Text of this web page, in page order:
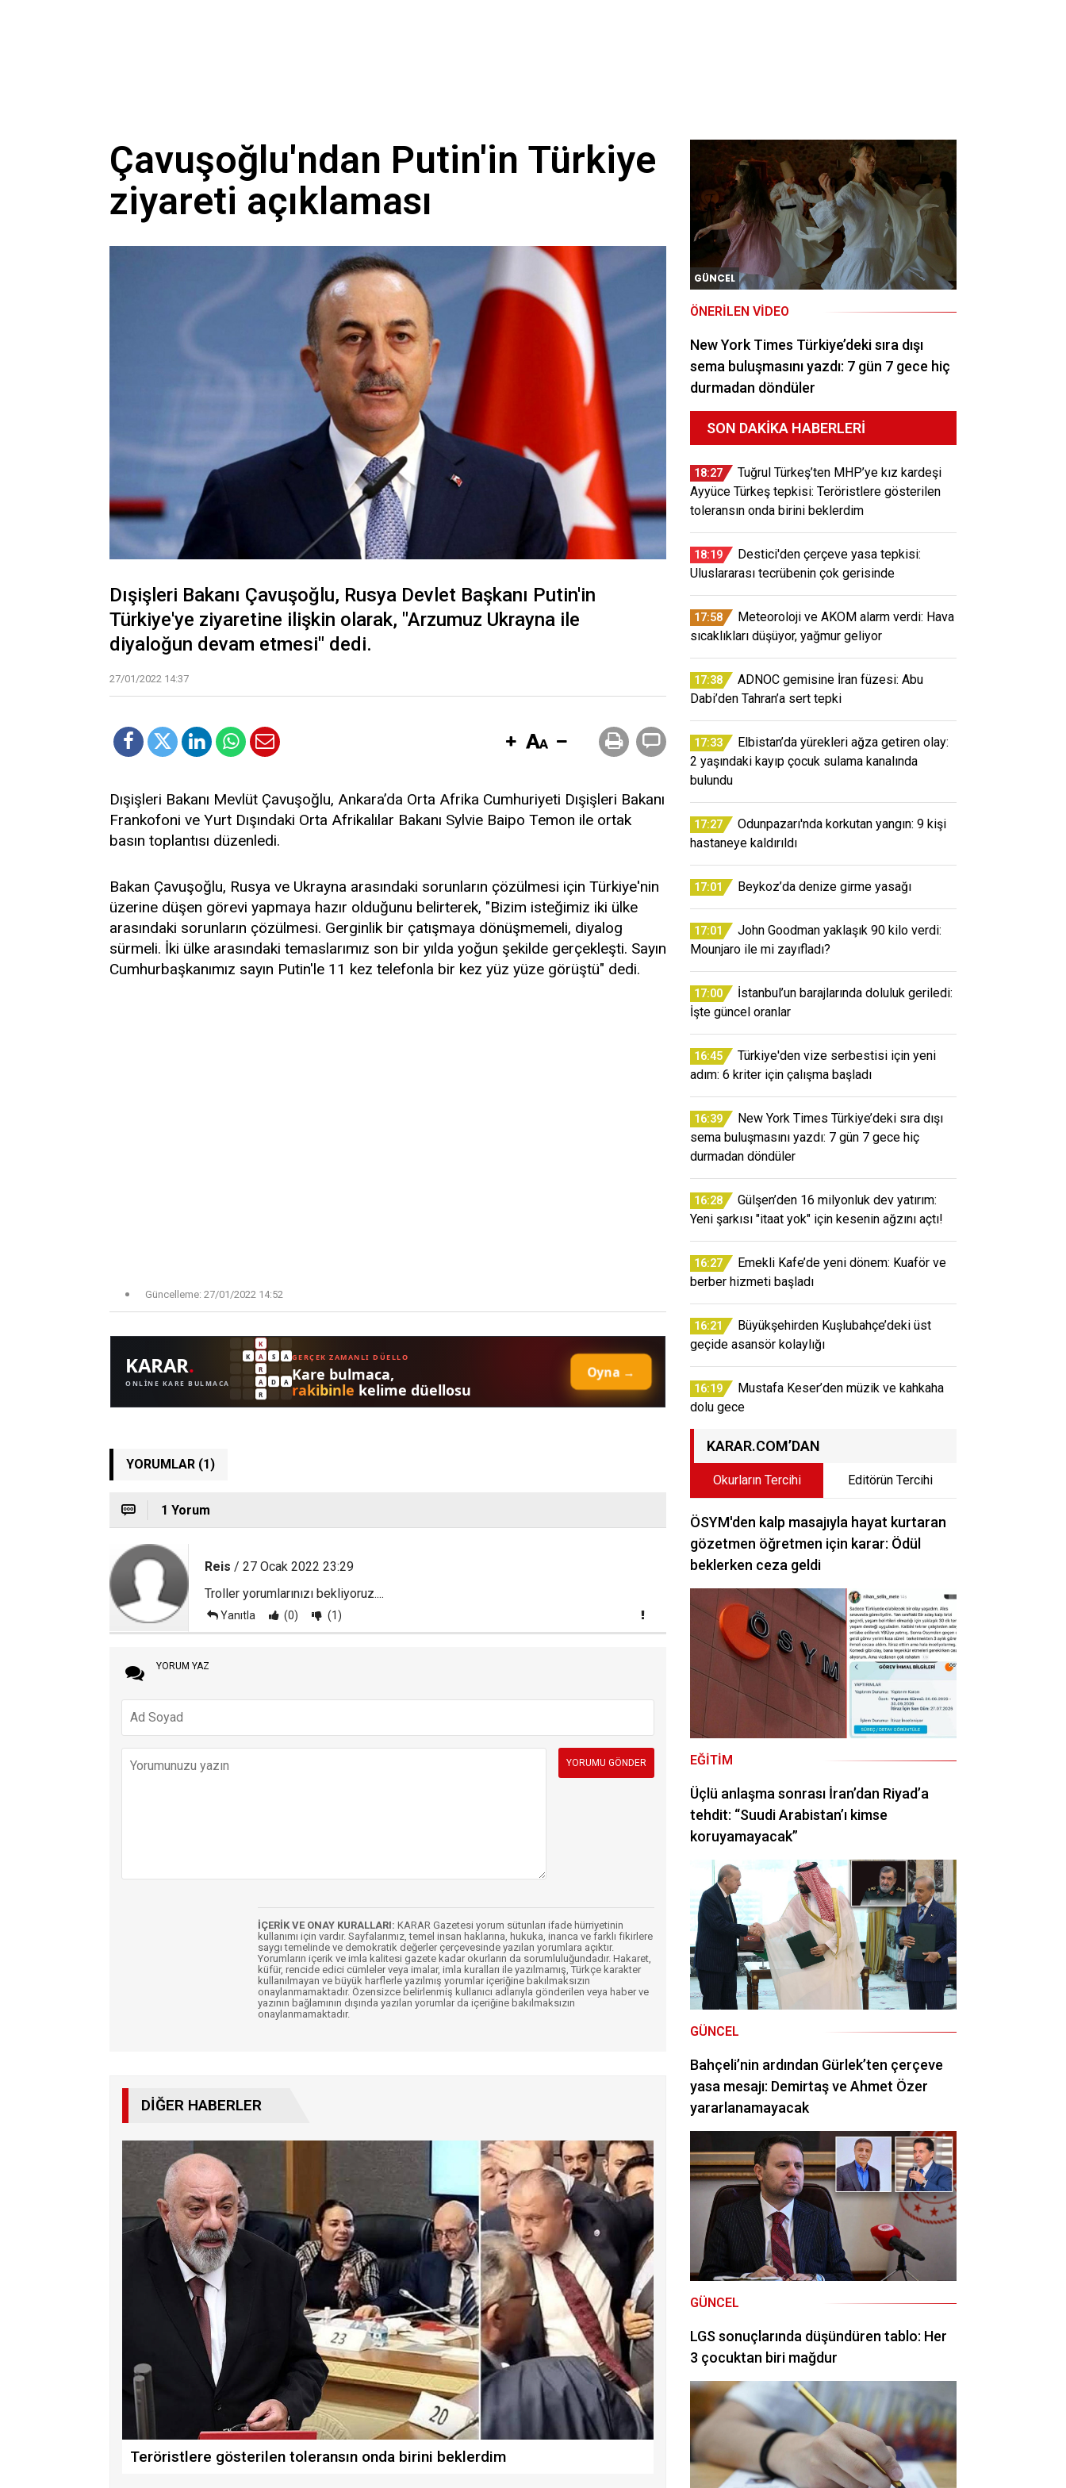
Çavuşoğlu'ndan Putin'in Türkiye
ziyareti açıklaması
Dışişleri Bakanı Çavuşoğlu, Rusya Devlet Başkanı Putin'in
Türkiye'ye ziyaretine ilişkin olarak, "Arzumuz Ukrayna ile
diyaloğun devam etmesi" dedi.
27/01/2022 14:37
Dışişleri Bakanı Mevlüt Çavuşoğlu, Ankara’da Orta Afrika Cumhuriyeti Dışişleri Bakanı
Frankofoni ve Yurt Dışındaki Orta Afrikalılar Bakanı Sylvie Baipo Temon ile ortak
basın toplantısı düzenledi.
Bakan Çavuşoğlu, Rusya ve Ukrayna arasındaki sorunların çözülmesi için Türkiye'nin
üzerine düşen görevi yapmaya hazır olduğunu belirterek, "Bizim isteğimiz iki ülke
arasındaki sorunların çözülmesi. Gerginlik bir çatışmaya dönüşmemeli, diyalog
sürmeli. İki ülke arasındaki temaslarımız son bir yılda yoğun şekilde gerçekleşti. Sayın
Cumhurbaşkanımız sayın Putin'le 11 kez telefonla bir kez yüz yüze görüştü" dedi.
Güncelleme: 27/01/2022 14:52
YORUMLAR (1)
1 Yorum
Reis / 27 Ocak 2022 23:29
Troller yorumlarınızı bekliyoruz....
Yanıtla (0) (1)
YORUM YAZ
İÇERİK VE ONAY KURALLARI: KARAR Gazetesi yorum sütunları ifade hürriyetinin
kullanımı için vardır. Sayfalarımız, temel insan haklarına, hukuka, inanca ve farklı fikirlere
saygı temelinde ve demokratik değerler çerçevesinde yazılan yorumlara açıktır.
Yorumların içerik ve imla kalitesi gazete kadar okurların da sorumluluğundadır. Hakaret,
küfür, rencide edici cümleler veya imalar, imla kuralları ile yazılmamış, Türkçe karakter
kullanılmayan ve büyük harflerle yazılmış yorumlar içeriğine bakılmaksızın
onaylanmamaktadır. Özensizce belirlenmiş kullanıcı adlarıyla gönderilen veya haber ve
yazının bağlamının dışında yazılan yorumlar da içeriğine bakılmaksızın
onaylanmamaktadır.
DIĞER HABERLER
Teröristlere gösterilen toleransın onda birini beklerdim
GÜNCEL
ÖNERILEN VIDEO
New York Times Türkiye’deki sıra dışı
sema buluşmasını yazdı: 7 gün 7 gece hiç
durmadan döndüler
SON DAKIKA HABERLERI
18:27
Tuğrul Türkeş’ten MHP’ye kız kardeşi
Ayyüce Türkeş tepkisi: Teröristlere gösterilen
toleransın onda birini beklerdim
18:19
Destici'den çerçeve yasa tepkisi:
Uluslararası tecrübenin çok gerisinde
17:58
Meteoroloji ve AKOM alarm verdi: Hava
sıcaklıkları düşüyor, yağmur geliyor
17:38
ADNOC gemisine İran füzesi: Abu
Dabi’den Tahran’a sert tepki
17:33
Elbistan’da yürekleri ağza getiren olay:
2 yaşındaki kayıp çocuk sulama kanalında
bulundu
17:27
Odunpazarı'nda korkutan yangın: 9 kişi
hastaneye kaldırıldı
17:01 Beykoz’da denize girme yasağı
17:01
John Goodman yaklaşık 90 kilo verdi:
Mounjaro ile mi zayıfladı?
17:00
İstanbul’un barajlarında doluluk geriledi:
İşte güncel oranlar
16:45
Türkiye'den vize serbestisi için yeni
adım: 6 kriter için çalışma başladı
16:39
New York Times Türkiye’deki sıra dışı
sema buluşmasını yazdı: 7 gün 7 gece hiç
durmadan döndüler
16:28
Gülşen’den 16 milyonluk dev yatırım:
Yeni şarkısı "itaat yok" için kesenin ağzını açtı!
16:27
Emekli Kafe’de yeni dönem: Kuaför ve
berber hizmeti başladı
16:21
Büyükşehirden Kuşlubahçe’deki üst
geçide asansör kolaylığı
16:19
Mustafa Keser’den müzik ve kahkaha
dolu gece
KARAR.COM’DAN
Okurların Tercihi Editörün Tercihi
ÖSYM'den kalp masajıyla hayat kurtaran
gözetmen öğretmen için karar: Ödül
beklerken ceza geldi
EĞITIM
Üçlü anlaşma sonrası İran’dan Riyad’a
tehdit: “Suudi Arabistan’ı kimse
koruyamayacak”
GÜNCEL
Bahçeli’nin ardından Gürlek’ten çerçeve
yasa mesajı: Demirtaş ve Ahmet Özer
yararlanamayacak
GÜNCEL
LGS sonuçlarında düşündüren tablo: Her
3 çocuktan biri mağdur